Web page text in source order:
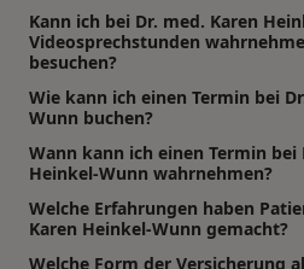
Kann ich bei Dr. med. Karen
Videosprechstunden
besuchen?
Wie kann ich einen Termin bei
Wunn buchen?
Wann kann ich einen Termin bei
Heinkel-Wunn wahrnehmen?
Welche Erfahrungen haben
Karen Heinkel-Wunn gemacht?
Welche Form der Versicherung